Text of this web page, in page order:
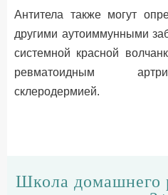
Антитела также могут
другими аутоиммунными
системной красной
ревматоидным
склеродермией.
Школа домашнего